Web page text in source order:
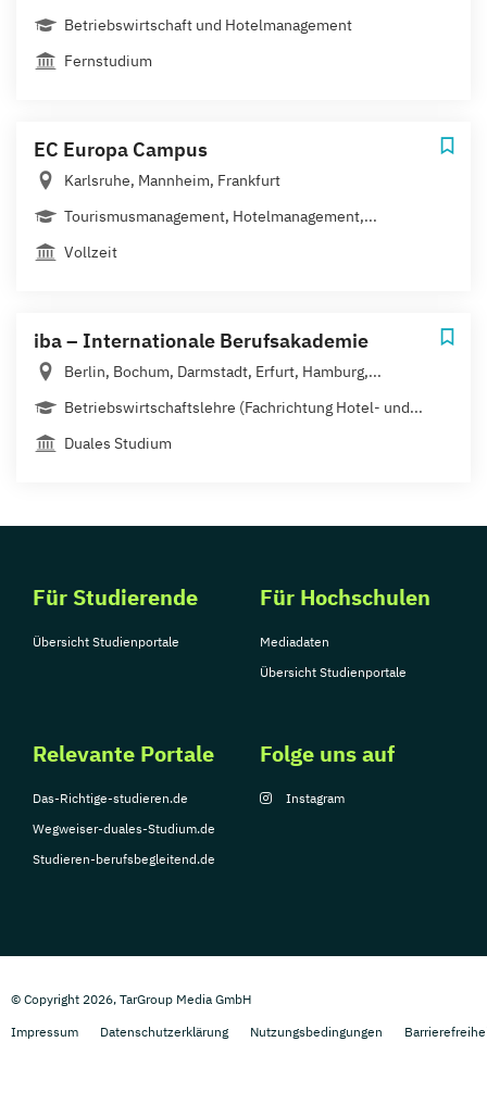
Betriebswirtschaft und Hotelmanagement
Fernstudium
EC Europa Campus
Karlsruhe, Mannheim, Frankfurt
Tourismusmanagement, Hotelmanagement,...
Vollzeit
iba – Internationale Berufsakademie
Berlin, Bochum, Darmstadt, Erfurt, Hamburg,...
Betriebswirtschaftslehre (Fachrichtung Hotel- und...
Duales Studium
Für Studierende
Übersicht Studienportale
Für Hochschulen
Mediadaten
Übersicht Studienportale
Relevante Portale
Das-Richtige-studieren.de
Wegweiser-duales-Studium.de
Studieren-berufsbegleitend.de
Folge uns auf
Instagram
© Copyright 2026, TarGroup Media GmbH
Impressum
Datenschutzerklärung Nutzungsbedingungen